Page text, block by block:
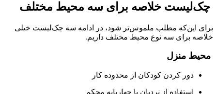
چک‌لیست خلاصه برای سه محیط مختلف
برای این‌که مطلب ملموس‌تر شود، در ادامه سه چک‌لیست خیلی
خلاصه برای سه نوع محیط مختلف داریم.
محیط منزل
دور کردن کودکان از محدوده کار
استفاده از نردبان یا چهارپایه محکم